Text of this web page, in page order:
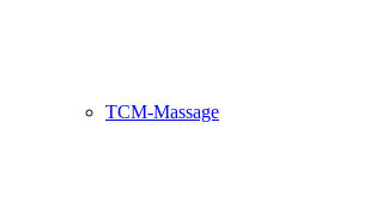
TCM-Massage